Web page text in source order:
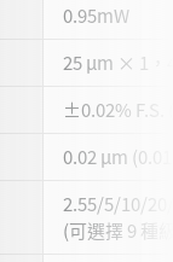
0.95mW
25 µm × 1，
±0.02% F.S.
0.02 µm
2.55/5/10/
(可選擇 9 種